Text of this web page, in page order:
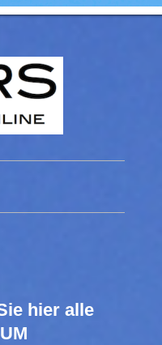
hier alle